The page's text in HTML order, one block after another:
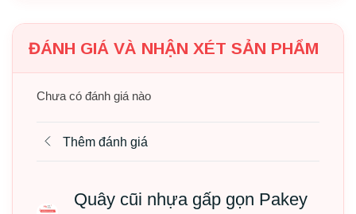
✔️ Chất liệu: Nhựa nguyên sinh an toàn cho trẻ
thanh đồ chơi
ĐÁNH GIÁ VÀ NHẬN XÉT SẢN PHẨM
Chưa có đánh giá nào
Thêm đánh giá
Quây cũi nhựa gấp gọn Pakey